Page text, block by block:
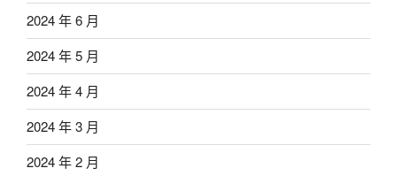
2024 年 6 月
2024 年 5 月
2024 年 4 月
2024 年 3 月
2024 年 2 月